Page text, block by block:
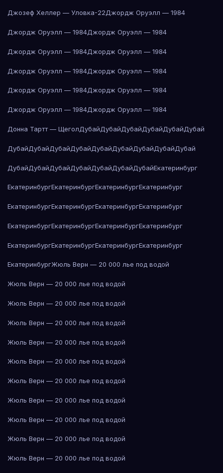
Джозеф Хеллер — Уловка-22Джордж Оруэлл — 1984
Джордж Оруэлл — 1984Джордж Оруэлл — 1984
Джордж Оруэлл — 1984Джордж Оруэлл — 1984
Джордж Оруэлл — 1984Джордж Оруэлл — 1984
Джордж Оруэлл — 1984Джордж Оруэлл — 1984
Джордж Оруэлл — 1984Джордж Оруэлл — 1984
Донна Тартт — ЩеголДубайДубайДубайДубайДубайДубай
ДубайДубайДубайДубайДубайДубайДубайДубайДубай
ДубайДубайДубайДубайДубайДубайДубайЕкатеринбург
ЕкатеринбургЕкатеринбургЕкатеринбургЕкатеринбург
ЕкатеринбургЕкатеринбургЕкатеринбургЕкатеринбург
ЕкатеринбургЕкатеринбургЕкатеринбургЕкатеринбург
ЕкатеринбургЕкатеринбургЕкатеринбургЕкатеринбург
ЕкатеринбургЖюль Верн — 20 000 лье под водой
Жюль Верн — 20 000 лье под водой
Жюль Верн — 20 000 лье под водой
Жюль Верн — 20 000 лье под водой
Жюль Верн — 20 000 лье под водой
Жюль Верн — 20 000 лье под водой
Жюль Верн — 20 000 лье под водой
Жюль Верн — 20 000 лье под водой
Жюль Верн — 20 000 лье под водой
Жюль Верн — 20 000 лье под водой
Жюль Верн — 20 000 лье под водой